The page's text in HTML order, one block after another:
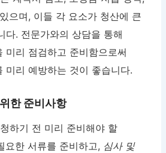
으며, 이들 각 요소가 청산에 큰
다. 전문가와의 상담을 통해
미리 점검하고 준비함으로써
미리 예방하는 것이 좋습니다.
한 준비사항
하기 전 미리 준비해야 할
요한 서류를 준비하고, 심사 및